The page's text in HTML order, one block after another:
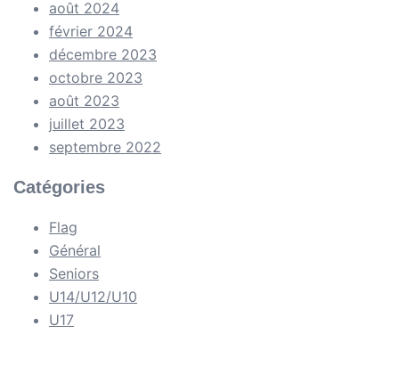
août 2024
février 2024
décembre 2023
octobre 2023
août 2023
juillet 2023
septembre 2022
Catégories
Flag
Général
Seniors
U14/U12/U10
U17